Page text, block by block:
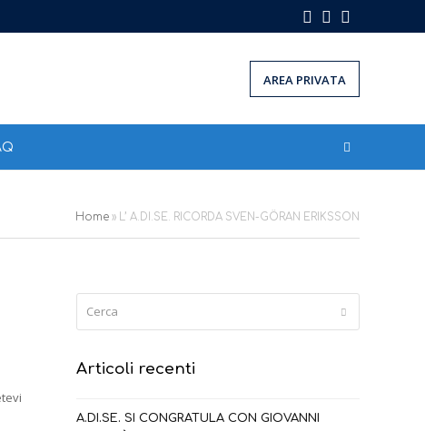
Facebook
Instagram
AREA PRIVATA
Home » L’ A.DI.SE. RICORDA SVEN-GÖRAN ERIKSSON
Articoli recenti
A.DI.SE. SI CONGRATULA CON GIOVANNI